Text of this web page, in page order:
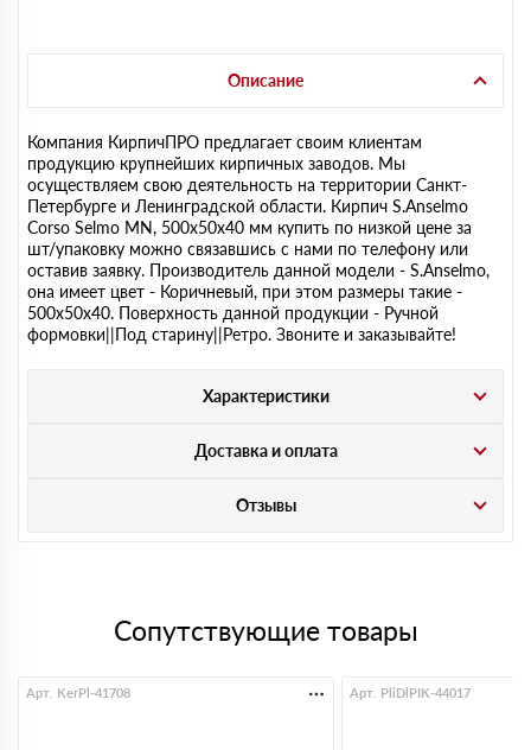
Описание
Компания КирпичПРО предлагает своим клиентам
продукцию крупнейших кирпичных заводов. Мы
осуществляем свою деятельность на территории Санкт-
Петербурге и Ленинградской области. Кирпич S.Anselmo
Corso Selmo MN, 500х50х40 мм купить по низкой цене за
шт/упаковку можно связавшись с нами по телефону или
оставив заявку. Производитель данной модели - S.Anselmo,
она имеет цвет - Коричневый, при этом размеры такие -
500х50х40. Поверхность данной продукции - Ручной
формовки||Под старину||Ретро. Звоните и заказывайте!
Характеристики
Доставка и оплата
Отзывы
Сопутствующие товары
Арт. KerPl-41708 Арт. PliDlPIK-44017